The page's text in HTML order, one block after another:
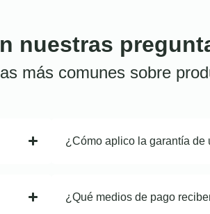
nuestras
más comunes sobre
¿Cómo aplico la garantía de
¿Qué medios de pago